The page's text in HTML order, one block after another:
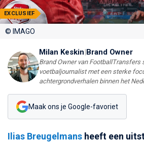
EXCLUSIEF
© IMAGO
Milan Keskin|Brand Owner
Brand Owner van FootballTransfers
voetbaljournalist met een sterke
achtergrondverhalen binnen het
Maak ons je Google-favoriet
Ilias Breugelmans heeft een